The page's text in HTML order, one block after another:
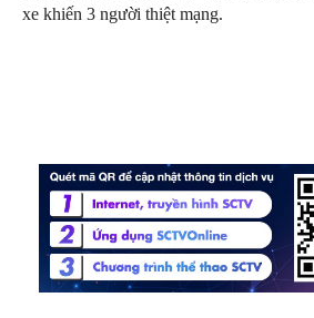
xe khiến 3 người thiệt mạng.